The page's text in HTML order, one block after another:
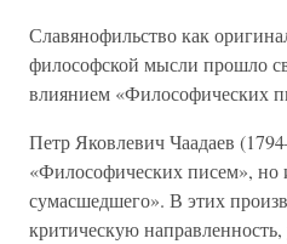
Славянофильство как
философской мысли прошло
влиянием «Философических
Петр Яковлевич Чаадаев
«Философических писем», но
сумасшедшего». В этих
критическую